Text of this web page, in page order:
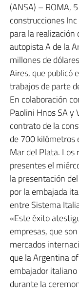
(ANSA) – ROMA,
construcciones
para la
autopista A de la
millones de
Aires, que publicó
trabajos de parte
En colaboración
Paolini Hnos SA y
contrato de la
de 700 kilómetros
Mar del Plata.
presentes el
la presentación
por la embajada
entre Sistema
«Este éxito
empresas, que
mercados
que la Argentina
embajador
durante la